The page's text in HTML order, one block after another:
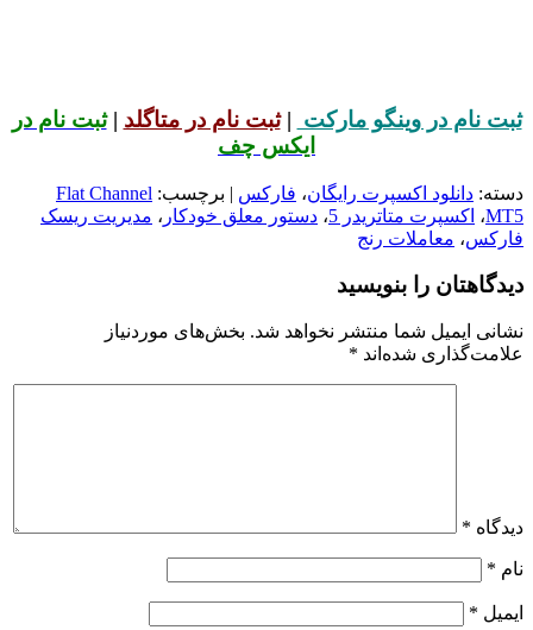
ثبت نام در وینگو مارکت |ثبت نام در متاگلد |ثبت نام در
ایکس چف
دسته: دانلود اکسپرت رایگان، فارکس | برچسب: Flat Channel
MT5، اکسپرت متاتریدر 5 ، دستور معلق خودکار ، مدیریت ریسک
فارکس، معاملات رنج
دیدگاهتان را بنویسید
نشانی ایمیل شما منتشر نخواهد شد. بخش‌های موردنیاز
علامت‌گذاری شده‌اند *
دیدگاه *
نام *
ایمیل *